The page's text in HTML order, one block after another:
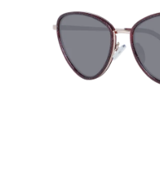
hviezdičiek.